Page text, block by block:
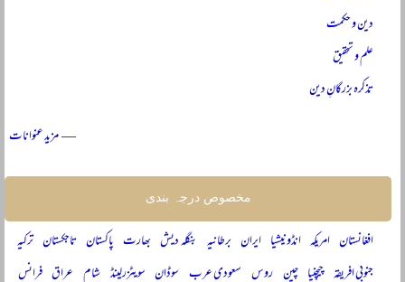
دین و حکمت
علم و تحقیق
تذکرہ بزرگانِ دین
— مزید عنوانات
مخصوص درجہ بندی
افغانستان امریکہ انڈونیشیا ایران برطانیہ بنگلہ دیش بھارت پاکستان تاجکستان ترکیہ
جنوبی افریقہ چیچنیا چین روس سعودی عرب سوڈان سویٹزرلینڈ شام عراق فرانس